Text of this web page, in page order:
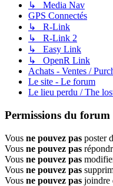
↳ Media Nav
GPS Connectés
↳ R-Link
↳ R-Link 2
↳ Easy Link
↳ OpenR Link
Achats - Ventes /
Le site - Le forum
Le lieu perdu / The
Permissions du forum
Vous ne pouvez pas poster
Vous ne pouvez pas
Vous ne pouvez pas
Vous ne pouvez pas
Vous ne pouvez pas joindre